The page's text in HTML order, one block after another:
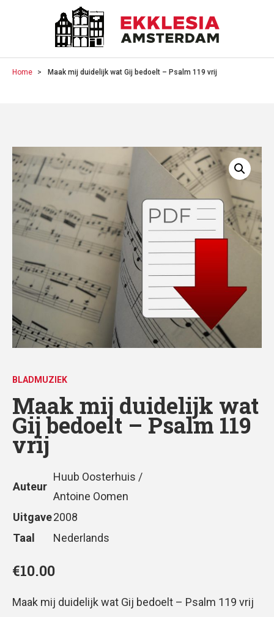
Home Maak mij duidelijk wat Gij bedoelt – Psalm 119 vrij
BLADMUZIEK
Maak mij duidelijk wat
Gij bedoelt – Psalm 119
vrij
Auteur
Huub Oosterhuis /
Antoine Oomen
Uitgave2008
Taal
Nederlands
€10.00
Maak mij duidelijk wat Gij bedoelt – Psalm 119 vrij